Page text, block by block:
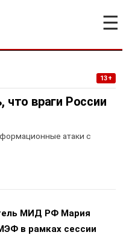
☰
13+
что враги России
атаки с
МИД РФ Мария
в рамках сессии